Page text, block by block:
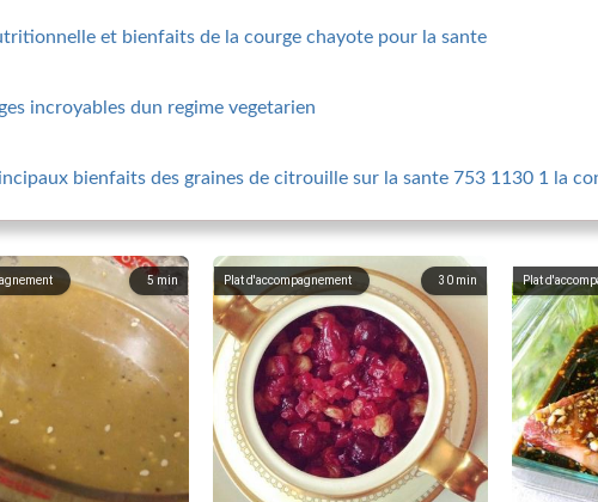
et bienfaits de la courge chayote pour la sante
incroyables dun regime vegetarien
bienfaits des graines de citrouille sur la sante 753 1130 1 la
5 min 30 min
Plat d'accompagnement Plat